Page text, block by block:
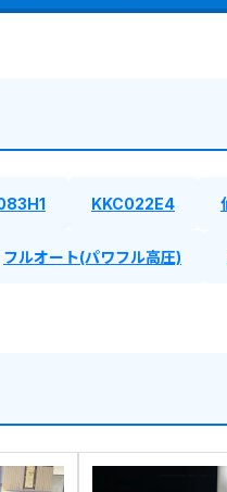
KKC022E4
フルオート(パワフル高圧)